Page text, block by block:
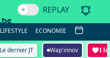
REPLAY
LIFESTYLE ECONOMIE
Le dernier JT Wap'innov I